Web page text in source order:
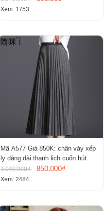
Xem: 1753
Mã A577 Giá 850K: chân váy xếp
ly dáng dài thanh lịch cuốn hút
1.040.000₫ 850.000₫
Xem: 2484